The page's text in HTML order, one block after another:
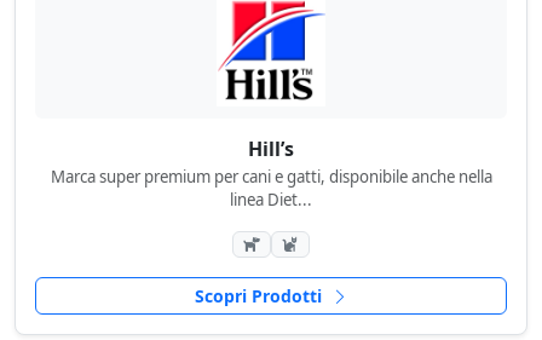
Hill’s
Marca super premium per cani e gatti, disponibile anche nella
linea Diet...
Scopri Prodotti